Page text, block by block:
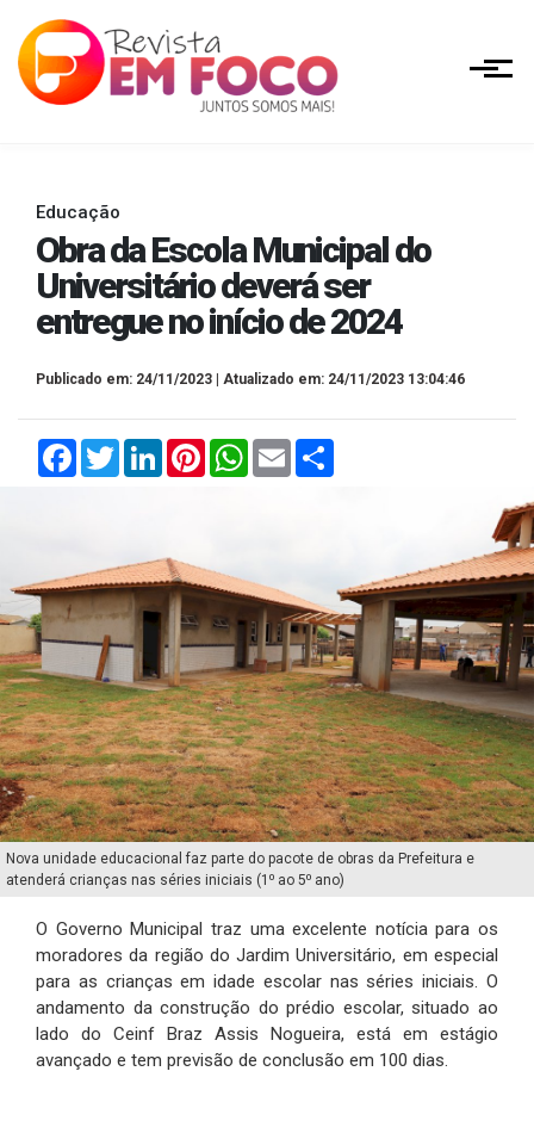
Educação
Obra da Escola Municipal do
Universitário deverá ser
entregue no início de 2024
Publicado em: 24/11/2023 | Atualizado em: 24/11/2023 13:04:46
FacebookTwitterLinkedInPinterestWhatsApp
Email
Nova unidade educacional faz parte do pacote de obras da Prefeitura e
atenderá crianças nas séries iniciais (1⁰ ao 5⁰ ano)
O Governo Municipal traz uma excelente notícia para os
moradores da região do Jardim Universitário, em especial
para as crianças em idade escolar nas séries iniciais. O
andamento da construção do prédio escolar, situado ao
lado do Ceinf Braz Assis Nogueira, está em estágio
avançado e tem previsão de conclusão em 100 dias.